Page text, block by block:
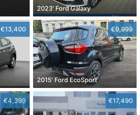
2023' Ford Galaxy
€13,400 €9,999
2015' Ford EcoSport
€4,399 €17,490